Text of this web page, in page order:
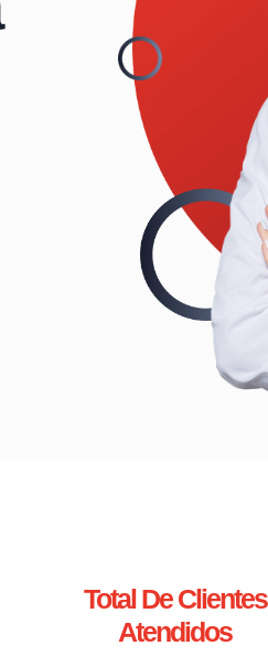
Total De Clientes
Atendidos